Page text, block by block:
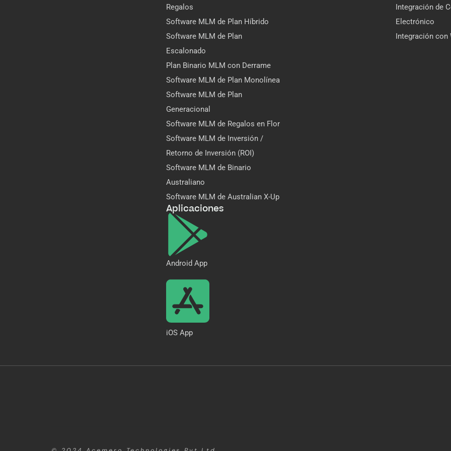
Regalos
Software MLM de Plan Híbrido
Software MLM de Plan
Escalonado
Plan Binario MLM con Derrame
Software MLM de Plan Monolínea
Software MLM de Plan
Generacional
Software MLM de Regalos en Flor
Software MLM de Inversión /
Retorno de Inversión (ROI)
Software MLM de Binario
Australiano
Software MLM de Australian X-Up
Aplicaciones
Android App
iOS App
Integración de
Electrónico
Integración